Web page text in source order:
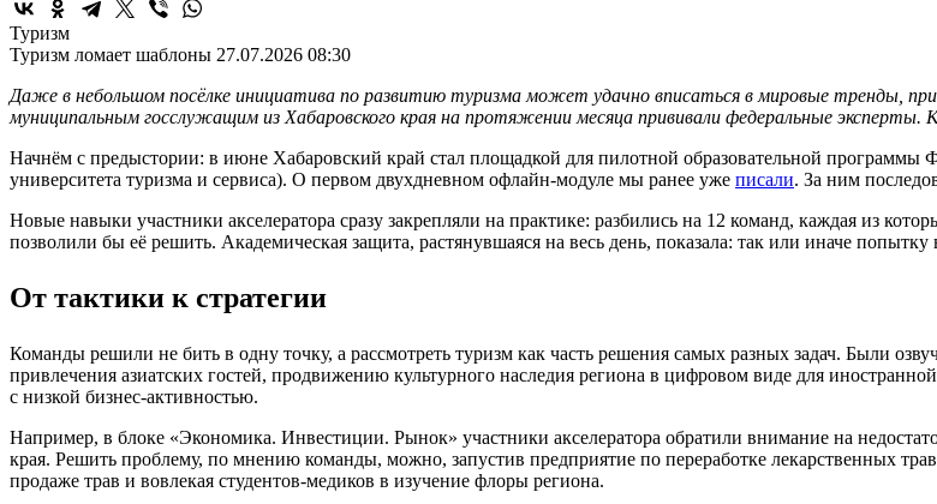
Туризм
Туризм ломает шаблоны 27.07.2026 08:30
Даже в небольшом посёлке инициатива по развитию туризма может удачно вписаться в мировые тренды,
муниципальным госслужащим из Хабаровского края на протяжении месяца прививали федеральные эксперты.
Начнём с предыстории: в июне Хабаровский край стал площадкой для пилотной образовательной программы
университета туризма и сервиса). О первом двухдневном офлайн-модуле мы ранее уже писали. За ним
Новые навыки участники акселератора сразу закрепляли на практике: разбились на 12 команд, каждая из
позволили бы её решить. Академическая защита, растянувшаяся на весь день, показала: так или иначе
От тактики к стратегии
Команды решили не бить в одну точку, а рассмотреть туризм как часть решения самых разных задач. Были
привлечения азиатских гостей, продвижению культурного наследия региона в цифровом виде для
с низкой бизнес-активностью.
Например, в блоке «Экономика. Инвестиции. Рынок» участники акселератора обратили внимание на
края. Решить проблему, по мнению команды, можно, запустив предприятие по переработке лекарственных
продаже трав и вовлекая студентов-медиков в изучение флоры региона.